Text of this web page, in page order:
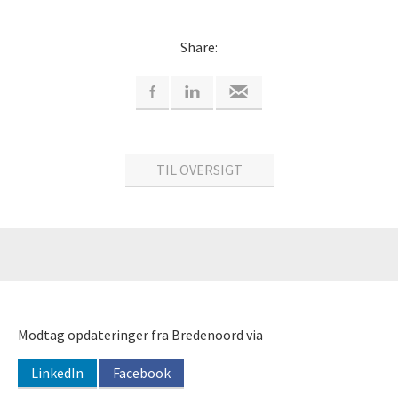
Share:
TIL OVERSIGT
Modtag opdateringer fra Bredenoord via
LinkedIn Facebook